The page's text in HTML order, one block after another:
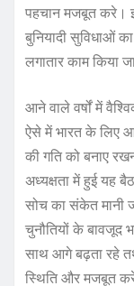
पहचान मजबूत करे।
बुनियादी सुविधाओं
लगातार काम किया
आने वाले वर्षों में
ऐसे में भारत के लिए
की गति को बनाए
अध्यक्षता में हुई यह
सोच का संकेत मानी
चुनौतियों के बावजूद
साथ आगे बढ़ता रहे
स्थिति और मजबूत